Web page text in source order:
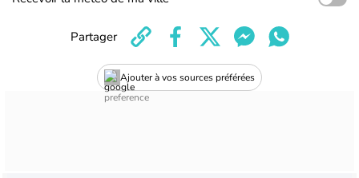
Ajouter à vos sources préférées
Partager